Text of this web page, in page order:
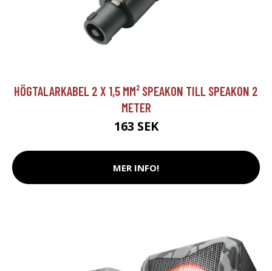
HÖGTALARKABEL 2 X 1,5 MM² SPEAKON TILL SPEAKON 2
METER
163 SEK
MER INFO!